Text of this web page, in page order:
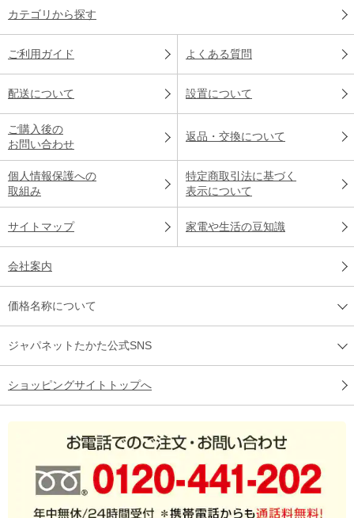
カテゴリから探す
ご利用ガイド よくある質問
配送について 設置について
ご購入後の
お問い合わせ
返品・交換について
個人情報保護への
取組み
特定商取引法に基づく
表示について
サイトマップ 家電や生活の豆知識
会社案内
価格名称について
ジャパネットたかた公式SNS
ショッピングサイトトップへ